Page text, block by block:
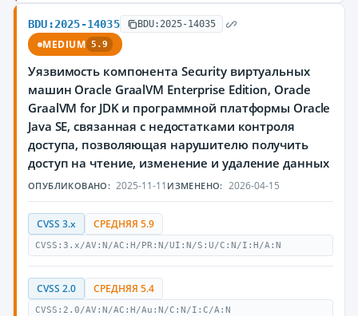
BDU:2025-14035 BDU:2025-14035
MEDIUM 5.9
Уязвимость компонента Security виртуальных
машин Oracle GraalVM Enterprise Edition, Oracle
GraalVM for JDK и программной платформы Oracle
Java SE, связанная с недостатками контроля
доступа, позволяющая нарушителю получить
доступ на чтение, изменение и удаление данных
ОПУБЛИКОВАНО: 2025-11-11 ИЗМЕНЕНО: 2026-04-15
CVSS 3.x СРЕДНЯЯ 5.9
CVSS:3.x/AV:N/AC:H/PR:N/UI:N/S:U/C:N/I:H/A:N
CVSS 2.0 СРЕДНЯЯ 5.4
CVSS:2.0/AV:N/AC:H/Au:N/C:N/I:C/A:N